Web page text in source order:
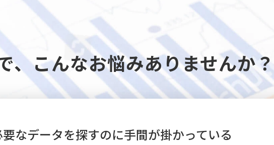
、こんなお悩みありませんか？
なデータを探すのに手間が掛かっている